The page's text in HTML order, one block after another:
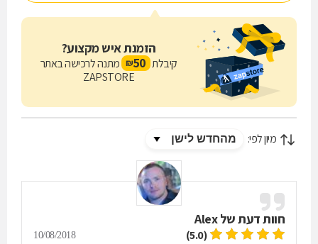
הזמנת איש מקצוע?
קיבלת 50
₪ מתנה לרכישה באתר
ZAPSTORE
מיון לפי:
חוות דעת שלAlex
(5.0)
10/08/2018